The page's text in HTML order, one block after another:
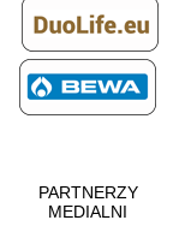
PARTNERZY
MEDIALNI